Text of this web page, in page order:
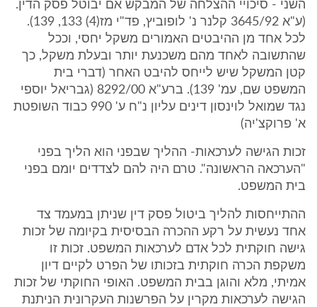
השני - סיכויי ההצלחה של המבקש אם יבוטל פסק הדין.
(ע"א 3645/92 קלנר נ' לופוביץ, פד"י מז(4) 133, 139).
לכל אחד מן ההיבטים האמורים משקל יחסי, וככל
שהתשובה לאחד מהם משכנעת יותר ובעלת משקל, כך
קטן המשקל שיש לייחס להיבט האחר (דברי בית
המשפט שם, עמ' 139). ברע"א 8292/00 (גבריאל יוספי
נגד שמואל לוינסון דינים עליון נ"ח ע' 990 כבוד השופטת
א' פרוקצ'יה)
זכות הגישה לערכאות- ההליך שבפני הוא הליך בפני
"הערכאה הראשונה". טרם היה להם לצדדים יומם בפני
בית המשפט.
ההתייחסות להליך ביטול פסק דין שניתן במעמד צד
אחד נעשית על רקע ההכרה הבסיסית בקיומה של זכות
גישה חוקתית לכל אדם לערכאות המשפט. זכות זו
משקפת הכרה חוקתית בזכותו של הפרט לקיים דיון
אמיתי, מלא והוגן בבית המשפט. האופי החוקתי של זכות
הגישה לערכאות מקרין על הפרשנות העקרונית הניתנת